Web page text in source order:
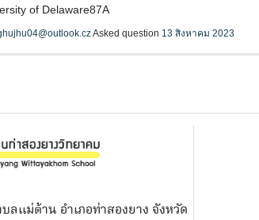
of Delaware87A
Asked question 13 สิงหาคม 2023
ลแม่ต้าน อำเภอท่าสองยาง จังหวัด